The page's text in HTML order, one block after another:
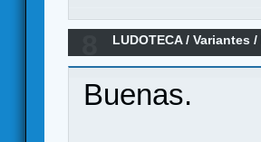
LUDOTECA/Variantes /
Buenas.